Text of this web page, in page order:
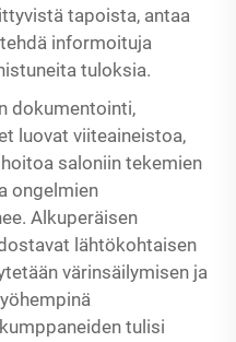
tapoista, antaa
informoituja
tuloksia.
dokumentointi,
luovat viiteaineistoa,
saloniin tekemien
ongelmien
Alkuperäisen
lähtökohtaisen
värinsäilymisen ja
tulisi